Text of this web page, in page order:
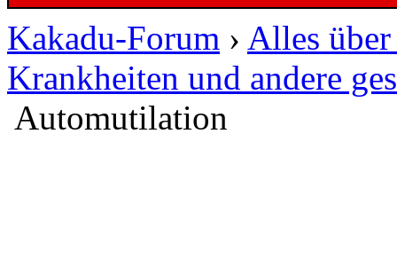
Kakadu-Forum › Alles
Krankheiten und andere
Automutilation